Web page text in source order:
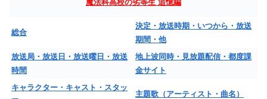
魔法科高校の劣等生 追憶編
総合
決定・放送時期・いつから・放送
期間・他
放送局・放送日・放送曜日・放送
時間
地上波同時・見放題配信・都度課
金サイト
キャラクター・キャスト・スタッ
主題歌（アーティスト・曲名）